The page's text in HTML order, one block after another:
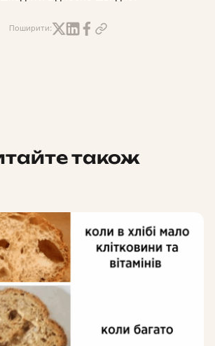
Поширити:
також